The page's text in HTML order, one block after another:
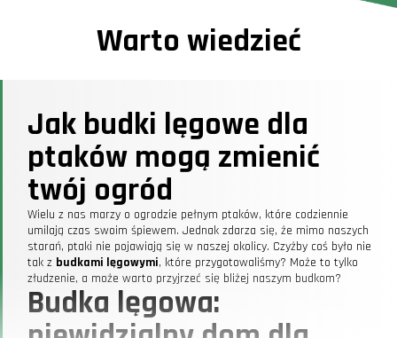
Warto wiedzieć
Jak budki lęgowe dla
ptaków mogą zmienić
twój ogród
Wielu z nas marzy o ogrodzie pełnym ptaków, które codziennie
umilają czas swoim śpiewem. Jednak zdarza się, że mimo naszych
starań, ptaki nie pojawiają się w naszej okolicy. Czyżby coś było nie
tak z budkami lęgowymi, które przygotowaliśmy? Może to tylko
złudzenie, a może warto przyjrzeć się bliżej naszym budkom?
Budka lęgowa: